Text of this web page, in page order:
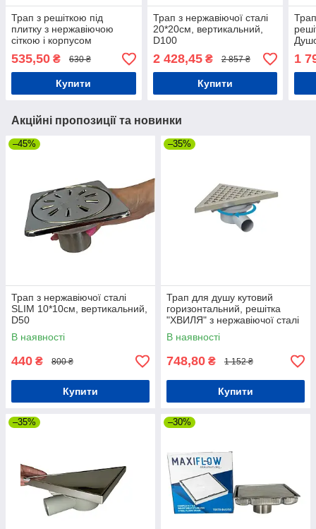
Трап з решіткою під
плитку з нержавіючою
сіткою і корпусом
горизонтальний вихід D50,
10*10 см
535,50 ₴ 630 ₴
Купити
Трап з нержавіючої сталі
20*20см, вертикальний,
D100
2 428,45₴ 2 857 ₴
Купити
1
Акційні пропозиції та новинки
–45%
Трап з нержавіючої сталі
SLIM 10*10см, вертикальний,
D50
В наявності
440 ₴ 800 ₴
Купити
–35%
Трап для душу кутовий
горизонтальний, решітка
"ХВИЛЯ" з нержавіючої сталі
з гідрозатвором
В наявності
748,80 ₴ 1 152 ₴
Купити
–35% –30%